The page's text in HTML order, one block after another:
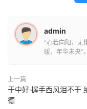
admin
“心若向阳，无
暖，年华未央”。
上一篇
于中好·握手西风泪不干
德